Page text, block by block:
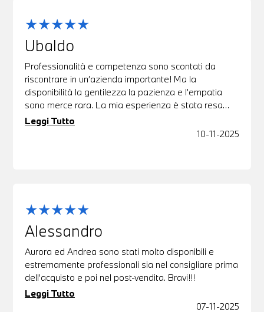
Ubaldo
Professionalità e competenza sono scontati da
riscontrare in un’azienda importante! Ma la
disponibilità la gentilezza la pazienza e l’empatia
sono merce rara. La mia esperienza è stata resa
entusiasmante! Ps. Ho acquistato un auto a 800km
di distanza e l’ho vista solo in foto ! Grazie Michael !
Leggi Tutto
10-11-2025
Alessandro
Aurora ed Andrea sono stati molto disponibili e
estremamente professionali sia nel consigliare prima
dell’acquisto e poi nel post-vendita. Bravi!!!
Leggi Tutto
07-11-2025